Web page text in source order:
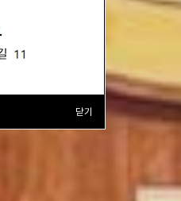
닫기